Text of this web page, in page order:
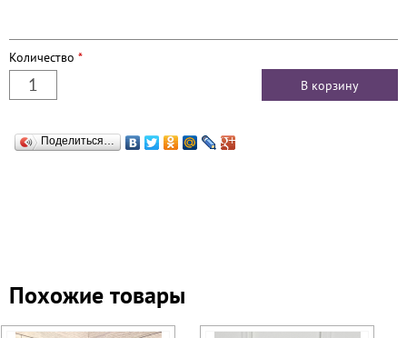
Количество *
Поделиться…
Похожие товары